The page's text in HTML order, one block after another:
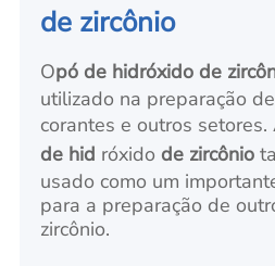
de zircônio
Opó de hidróxido de
utilizado na preparação
corantes e outros
de hid róxido de zircônio
usado como um
para a preparação de
zircônio.